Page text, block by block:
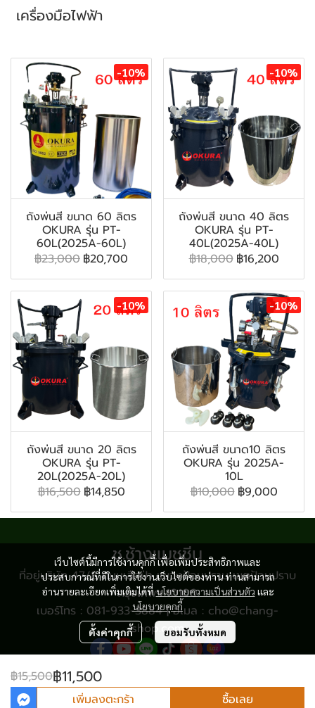
เครื่องมือไฟฟ้า
-10%
ถังพ่นสี ขนาด 60 ลิตร
OKURA รุ่น PT-
60L(2025A-60L)
฿23,000 ฿20,700
-10%
ถังพ่นสี ขนาด 40 ลิตร
OKURA รุ่น PT-
40L(2025A-40L)
฿18,000 ฿16,200
-10%
ถังพ่นสี ขนาด 20 ลิตร
OKURA รุ่น PT-
20L(2025A-20L)
฿16,500 ฿14,850
-10%
ถังพ่นสี ขนาด10 ลิตร
OKURA รุ่น 2025A-
10L
฿10,000 ฿9,000
฿15,500฿11,500
เพิ่มลงตะกร้า ซื้อเลย
เว็บไซต์นี้มีการใช้งานคุกกี้ เพื่อเพิ่มประสิทธิภาพและ
ประสบการณ์ที่ดีในการใช้งานเว็บไซต์ของท่าน ท่านสามารถ
อ่านรายละเอียดเพิ่มเติมได้ที่นโยบายความเป็นส่วนตัว และ
นโยบายคุกกี้
ตั้งค่าคุกกี้ ยอมรับทั้งหมด
ช.ช้างแมชชีน
ที่อยู่บริษัท 47/8 ถนนเสือป่า แขวงป้อมปราบ เขตป้อมปราบ
กรุงเทพฯ 10100
เบอร์โทร : 081-933-3884 | อีเมล : cho@chang-
shop.com
© Copyright 2024 All Rights Reserved.